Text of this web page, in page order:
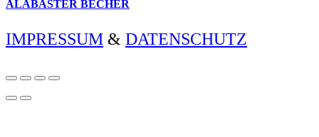
ALABASTER BECHER
IMPRESSUM & DATENSCHUTZ